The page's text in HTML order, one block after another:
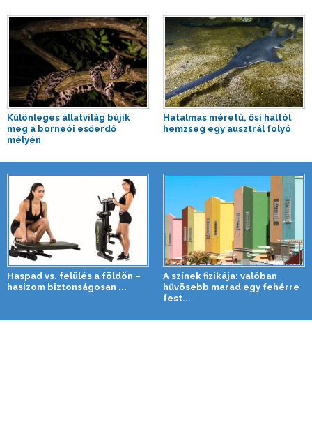
Különleges állatvilág bújik
meg a borneói esőerdő
mélyén
Hatalmas méretű, ősi haltól
hemzseg egy ausztrál folyó
Haspad vs. felülés a földön –
hasizom biztonságosan ...
A színek fizikája: valóban
hűvösebb marad egy fehérre
fest...